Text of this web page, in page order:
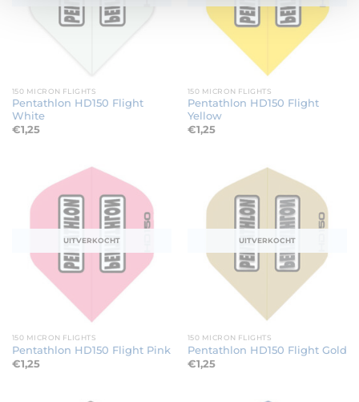
150 MICRON FLIGHTS
Pentathlon HD150 Flight
White
€1,25
150 MICRON FLIGHTS
Pentathlon HD150 Flight
Yellow
€1,25
UITVERKOCHT
150 MICRON FLIGHTS
Pentathlon HD150 Flight Pink
€1,25
UITVERKOCHT
150 MICRON FLIGHTS
Pentathlon HD150 Flight Gold
€1,25